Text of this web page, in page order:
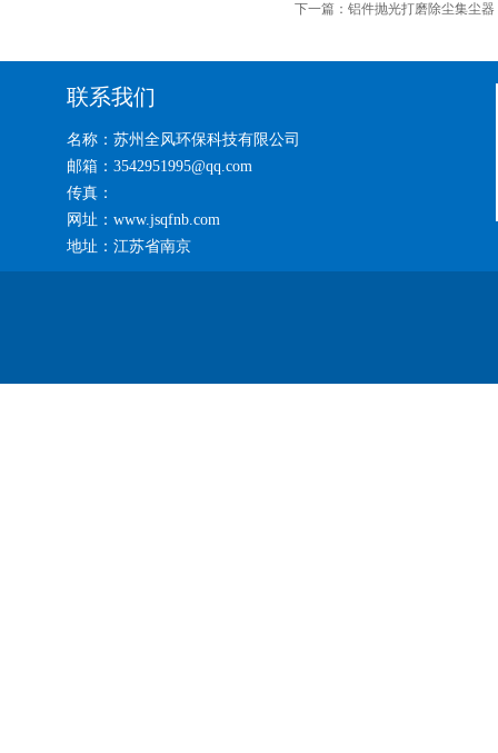
下一篇： 铝件抛光打磨除尘集尘器
联系我们
名称：苏州全风环保科技有限公司
邮箱：3542951995@qq.com
传真：
网址：www.jsqfnb.com
地址：江苏省南京